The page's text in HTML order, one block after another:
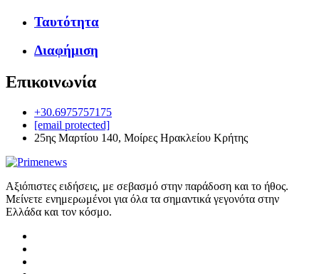
Ταυτότητα
Διαφήμιση
Επικοινωνία
+30.6975757175
[email protected]
25ης Μαρτίου 140, Μοίρες Ηρακλείου Κρήτης
Αξιόπιστες ειδήσεις, με σεβασμό στην παράδοση και το ήθος.
Μείνετε ενημερωμένοι για όλα τα σημαντικά γεγονότα στην
Ελλάδα και τον κόσμο.